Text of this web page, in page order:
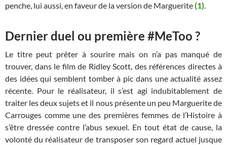
penche, lui aussi, en faveur de la version de Marguerite(1).
Dernier duel ou première #MeToo ?
Le titre peut prêter à sourire mais on n’a pas manqué de
trouver, dans le film de Ridley Scott, des références directes à
des idées qui semblent tomber à pic dans une actualité assez
récente. Pour le réalisateur, il s’est agi indubitablement de
traiter les deux sujets et il nous présente un peu Marguerite de
Carrouges comme une des premières femmes de l’Histoire à
s’être dressée contre l’abus sexuel. En tout état de cause, la
volonté du réalisateur de transposer son regard actuel jusque